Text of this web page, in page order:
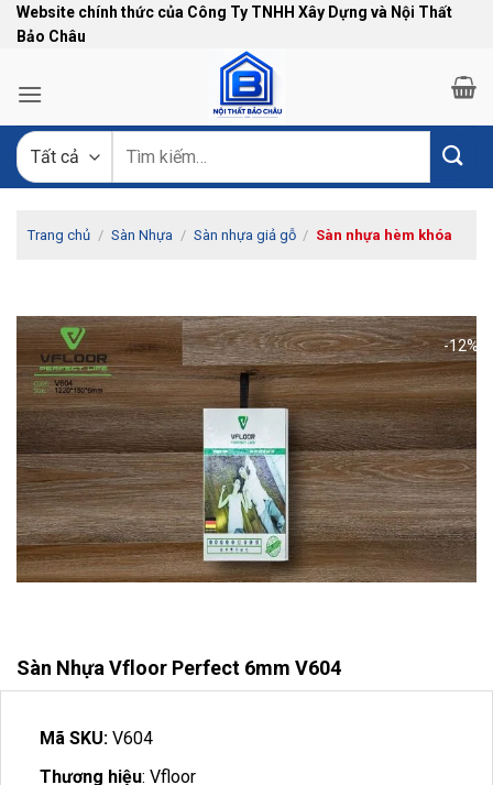
Bỏ
qua
dung
Website chính thức của Công Ty TNHH Xây Dựng và Nội Thất
Bảo Châu
kiếm:
Trang chủ / Sàn Nhựa / Sàn nhựa giả gỗ / Sàn nhựa hèm khóa
-12%
Sàn Nhựa Vfloor Perfect 6mm V604
Mã SKU: V604
Thương hiệu: Vfloor